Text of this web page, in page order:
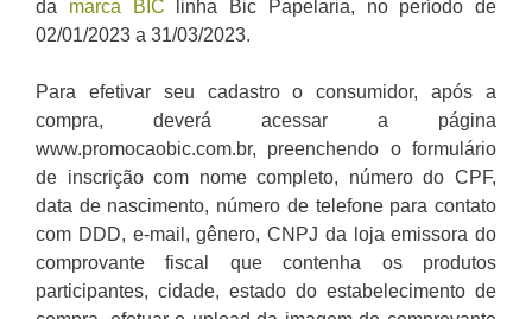
da marca BIC linha Bic Papelaria, no período de
02/01/2023 a 31/03/2023.
Para efetivar seu cadastro o consumidor, após a
compra, deverá acessar a página
www.promocaobic.com.br, preenchendo o formulário
de inscrição com nome completo, número do CPF,
data de nascimento, número de telefone para contato
com DDD, e-mail, gênero, CNPJ da loja emissora do
comprovante fiscal que contenha os produtos
participantes, cidade, estado do estabelecimento de